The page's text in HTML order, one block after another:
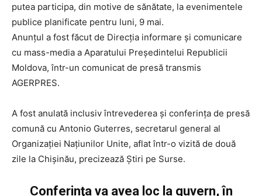
putea participa, din motive de sănătate, la evenimentele
publice planificate pentru luni, 9 mai.
Anunțul a fost făcut de Direcţia informare şi comunicare
cu mass-media a Aparatului Preşedintelui Republicii
Moldova, într-un comunicat de presă transmis
AGERPRES.
A fost anulată inclusiv întrevederea şi conferinţa de presă
comună cu Antonio Guterres, secretarul general al
Organizaţiei Naţiunilor Unite, aflat într-o vizită de două
zile la Chişinău, precizează Știri pe Surse.
Conferinţa va avea loc la guvern, în